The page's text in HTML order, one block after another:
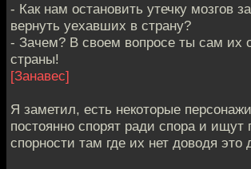
- Как нам остановить утечку мозгов
вернуть уехавших в страну?
- Зачем? В своем вопросе ты сам их
страны!
[Занавес]
Я заметил, есть некоторые
постоянно спорят ради спора и ищут
спорности там где их нет доводя это